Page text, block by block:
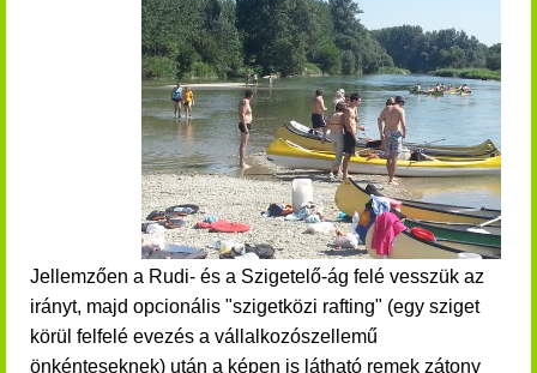
Jellemzően a Rudi- és a Szigetelő-ág felé vesszük az
irányt, majd opcionális "szigetközi rafting" (egy sziget
körül felfelé evezés a vállalkozószellemű
önkénteseknek) után a képen is látható remek zátony